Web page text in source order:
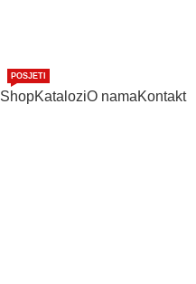
Shop
POSJETI
KataloziO namaKontakt